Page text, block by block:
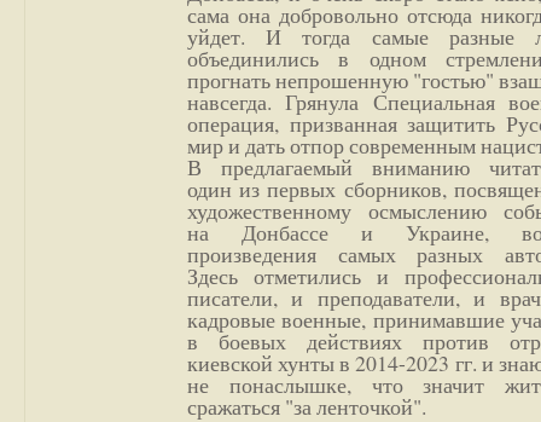
сама она добровольно отсюда
уйдет. И тогда самые разные
объединились в одном
прогнать непрошенную "гостью"
навсегда. Грянула Специальная
операция, призванная защитить
мир и дать отпор современным
В предлагаемый вниманию
один из первых сборников,
художественному осмыслению
на Донбассе и Украине,
произведения самых разных
Здесь отметились и
писатели, и преподаватели, и
кадровые военные, принимавшие
в боевых действиях против
киевской хунты в 2014-2023 гг. и
не понаслышке, что значит
сражаться "за ленточкой".